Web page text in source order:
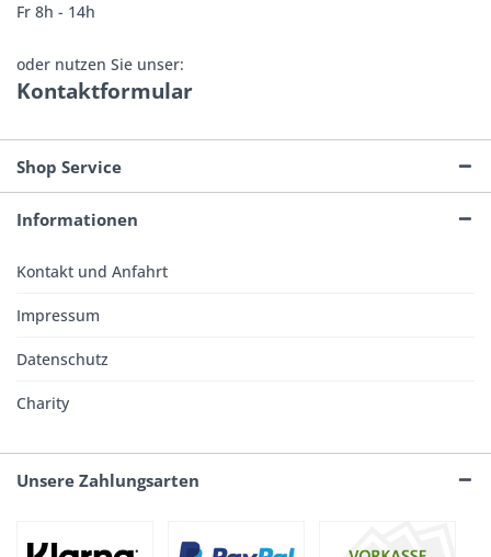
Fr 8h - 14h
oder nutzen Sie unser:
Kontaktformular
Shop Service
Informationen
Kontakt und Anfahrt
Impressum
Datenschutz
Charity
Unsere Zahlungsarten